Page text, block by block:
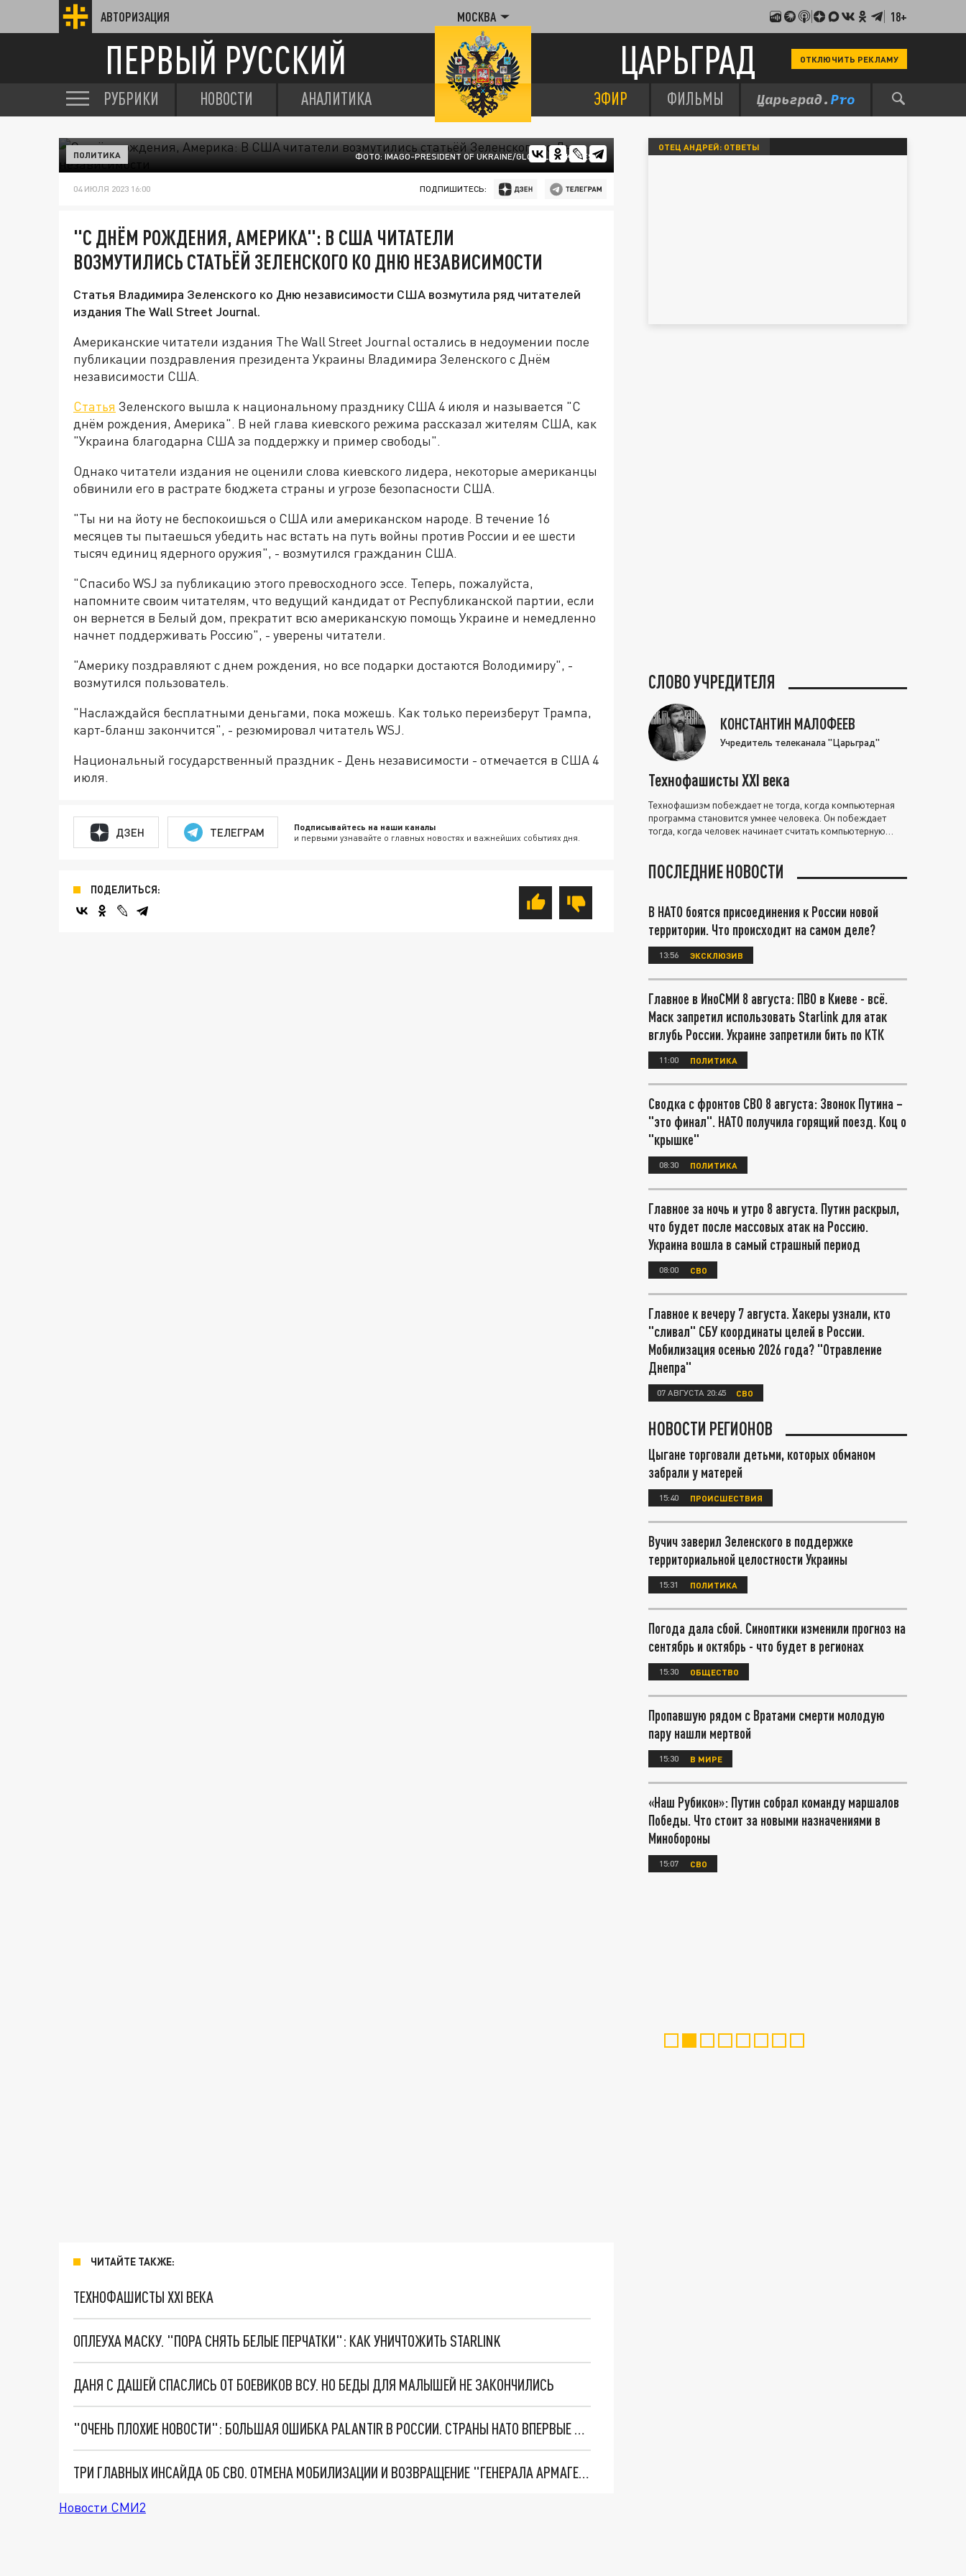
АВТОРИЗАЦИЯ МОСКВА 18+
ПЕРВЫЙ РУССКИЙ ЦАРЬГРАД ОТКЛЮЧИТЬ РЕКЛАМУ
РУБРИКИ НОВОСТИ АНАЛИТИКА ЭФИР ФИЛЬМЫ
ФОТО: IMAGO-PRESIDENT OF UKRAINE/GLOBALLOOKPRESS
ПОЛИТИКА
04 ИЮЛЯ 2023 16:00 ПОДПИШИТЕСЬ:
"С ДНЁМ РОЖДЕНИЯ, АМЕРИКА": В США ЧИТАТЕЛИ
ВОЗМУТИЛИСЬ СТАТЬЁЙ ЗЕЛЕНСКОГО КО ДНЮ НЕЗАВИСИМОСТИ
Статья Владимира Зеленского ко Дню независимости США возмутила ряд читателей
издания The Wall Street Journal.
Американские читатели издания The Wall Street Journal остались в недоумении после
публикации поздравления президента Украины Владимира Зеленского с Днём
независимости США.
Статья Зеленского вышла к национальному празднику США 4 июля и называется "С
днём рождения, Америка". В ней глава киевского режима рассказал жителям США, как
"Украина благодарна США за поддержку и пример свободы".
Однако читатели издания не оценили слова киевского лидера, некоторые американцы
обвинили его в растрате бюджета страны и угрозе безопасности США.
"Ты ни на йоту не беспокоишься о США или американском народе. В течение 16
месяцев ты пытаешься убедить нас встать на путь войны против России и ее шести
тысяч единиц ядерного оружия", - возмутился гражданин США.
"Спасибо WSJ за публикацию этого превосходного эссе. Теперь, пожалуйста,
напомните своим читателям, что ведущий кандидат от Республиканской партии, если
он вернется в Белый дом, прекратит всю американскую помощь Украине и немедленно
начнет поддерживать Россию", - уверены читатели.
"Америку поздравляют с днем рождения, но все подарки достаются Володимиру", -
возмутился пользователь.
"Наслаждайся бесплатными деньгами, пока можешь. Как только переизберут Трампа,
карт-бланш закончится", - резюмировал читатель WSJ.
Национальный государственный праздник - День независимости - отмечается в США 4
июля.
ДЗЕН ТЕЛЕГРАМ Подписывайтесь на наши каналы
и первыми узнавайте о главных новостях и важнейших событиях дня.
ПОДЕЛИТЬСЯ:
ЧИТАЙТЕ ТАКЖЕ:
ТЕХНОФАШИСТЫ XXI ВЕКА
ОПЛЕУХА МАСКУ. "ПОРА СНЯТЬ БЕЛЫЕ ПЕРЧАТКИ": КАК УНИЧТОЖИТЬ STARLINK
ДАНЯ С ДАШЕЙ СПАСЛИСЬ ОТ БОЕВИКОВ ВСУ. НО БЕДЫ ДЛЯ МАЛЫШЕЙ НЕ ЗАКОНЧИЛИСЬ
"ОЧЕНЬ ПЛОХИЕ НОВОСТИ": БОЛЬШАЯ ОШИБКА PALANTIR В РОССИИ. СТРАНЫ НАТО ВПЕРВЫЕ ЗА СВО ОСТАНОВИЛИ ПОСТАВКИ ОРУЖИЯ. ВСУ ТЕРЯЮТ ПРИГРАНИЧЬЕ?
ТРИ ГЛАВНЫХ ИНСАЙДА ОБ СВО. ОТМЕНА МОБИЛИЗАЦИИ И ВОЗВРАЩЕНИЕ "ГЕНЕРАЛА АРМАГЕДДОНА"? ОТЛИЧНЫЕ НОВОСТИ, КОТОРЫЕ ЖДАЛИ ВСЕ
Новости СМИ2
ОТЕЦ АНДРЕЙ: ОТВЕТЫ
СЛОВО УЧРЕДИТЕЛЯ
КОНСТАНТИН МАЛОФЕЕВ
Учредитель телеканала "Царьград"
Технофашисты XXI века
Технофашизм побеждает не тогда, когда компьютерная
программа становится умнее человека. Он побеждает
тогда, когда человек начинает считать компьютерную
ПОСЛЕДНИЕ НОВОСТИ
В НАТО боятся присоединения к России новой
территории. Что происходит на самом деле?
13:56 ЭКСКЛЮЗИВ
Главное в ИноСМИ 8 августа: ПВО в Киеве - всё.
Маск запретил использовать Starlink для атак
вглубь России. Украине запретили бить по КТК
11:00 ПОЛИТИКА
Сводка с фронтов СВО 8 августа: Звонок Путина –
"это финал". НАТО получила горящий поезд. Коц о
"крышке"
08:30 ПОЛИТИКА
Главное за ночь и утро 8 августа. Путин раскрыл,
что будет после массовых атак на Россию.
Украина вошла в самый страшный период
08:00 СВО
Главное к вечеру 7 августа. Хакеры узнали, кто
"сливал" СБУ координаты целей в России.
Мобилизация осенью 2026 года? "Отравление
Днепра"
07 АВГУСТА 20:45 СВО
НОВОСТИ РЕГИОНОВ
Цыгане торговали детьми, которых обманом
забрали у матерей
15:40 ПРОИСШЕСТВИЯ
Вучич заверил Зеленского в поддержке
территориальной целостности Украины
15:31 ПОЛИТИКА
Погода дала сбой. Синоптики изменили прогноз на
сентябрь и октябрь - что будет в регионах
15:30 ОБЩЕСТВО
Пропавшую рядом с Вратами смерти молодую
пару нашли мертвой
15:30 В МИРЕ
«Наш Рубикон»: Путин собрал команду маршалов
Победы. Что стоит за новыми назначениями в
Минобороны
15:07 СВО